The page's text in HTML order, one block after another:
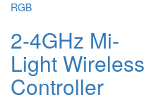
2-4GHz Mi-
Light Wireless
Controller